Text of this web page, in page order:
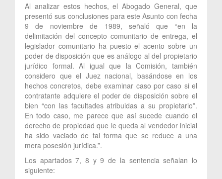
Al analizar estos hechos, el Abogado General, que
presentó sus conclusiones para este Asunto con fecha
9 de noviembre de 1989, señaló que “en la
delimitación del concepto comunitario de entrega, el
legislador comunitario ha puesto el acento sobre un
poder de disposición que es análogo al del propietario
jurídico formal. Al igual que la Comisión, también
considero que el Juez nacional, basándose en los
hechos concretos, debe examinar caso por caso si el
contratante adquiere el poder de disposición sobre el
bien “con las facultades atribuidas a su propietario”.
En todo caso, me parece que así sucede cuando el
derecho de propiedad que le queda al vendedor inicial
ha sido vaciado de tal forma que se reduce a una
mera posesión jurídica.”.
Los apartados 7, 8 y 9 de la sentencia señalan lo
siguiente: